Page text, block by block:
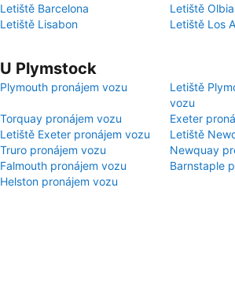
Letiště Barcelona
Letiště Olbia
Letiště Lisabon
Letiště Los
U Plymstock
Plymouth pronájem vozu
Letiště
vozu
Torquay pronájem vozu
Exeter
Letiště Exeter pronájem vozu
Letiště
Truro pronájem vozu
Newquay
Falmouth pronájem vozu
Barnstaple
Helston pronájem vozu